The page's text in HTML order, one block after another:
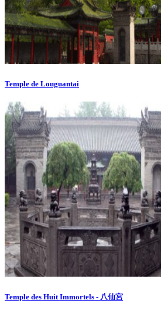
Temple de Louguantai
Temple des Huit Immortels - 八仙宮